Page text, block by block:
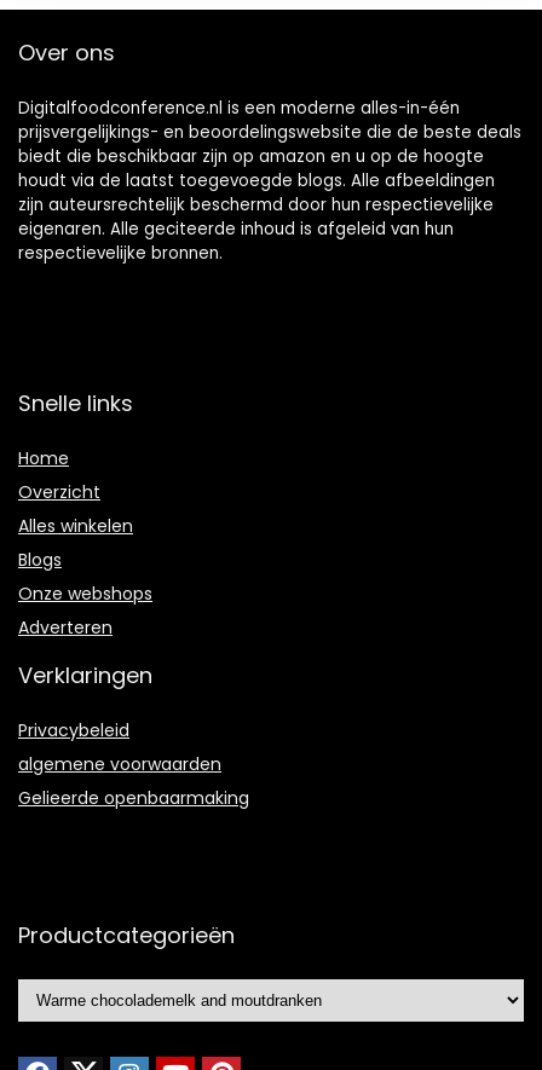
Over ons
Digitalfoodconference.nl is een moderne alles-in-één
prijsvergelijkings- en beoordelingswebsite die de beste deals
biedt die beschikbaar zijn op amazon en u op de hoogte
houdt via de laatst toegevoegde blogs. Alle afbeeldingen
zijn auteursrechtelijk beschermd door hun respectievelijke
eigenaren. Alle geciteerde inhoud is afgeleid van hun
respectievelijke bronnen.
Snelle links
Home
Overzicht
Alles winkelen
Blogs
Onze webshops
Adverteren
Verklaringen
Privacybeleid
algemene voorwaarden
Gelieerde openbaarmaking
Productcategorieën